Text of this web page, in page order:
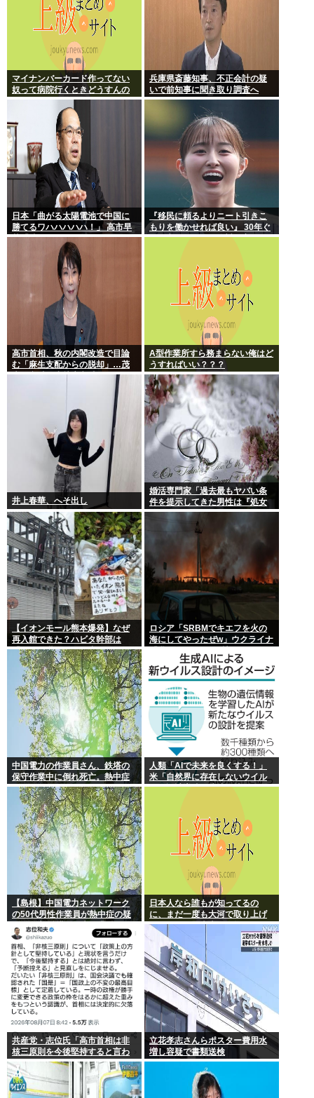
マイナンバーカード作ってない
奴って病院行くときどうすんの
兵庫県斎藤知事、不正会計の疑
いで前知事に聞き取り調査へ
日本「曲がる太陽電池で中国に
勝てるワハハハハハ！」 高市早
苗「勝てる！ ガハハハハハ
『移民に頼るよりニート引きこ
もりを働かせれば良い』 30年ぐ
らい言ってるけど絶対に実現し
高市首相、秋の内閣改造で目論
む「麻生支配からの脱却」…茂
木敏充氏も小林鷹之氏もクビ
A型作業所すら務まらない俺はど
うすればいい？？？
井上春華、へそ出し
婚活専門家「過去最もヤバい条
件を提示してきた男性は『処女
信仰』」ケンモメン…
【イオンモール熊本爆発】なぜ
再入館できた？ハビタ幹部は
「モール職員は引き止めなかっ
た」イオン「運用を徹底できな
かった可能性」
ロシア「SRBMでキエフを火の
海にしてやったぜw」ウクライナ
「我々もSRBMで反撃する
中国電力の作業員さん、鉄塔の
保守作業中に倒れ死亡。熱中症
か
人類「AIで未来を良くする！」
米「自然界に存在しないウイル
スを設計増殖に成功」技術が進
【島根】中国電力ネットワーク
の50代男性作業員が熱中症の疑
いで死亡 鉄塔の保守作業後に倒
れる 邑南町
日本人なら誰もが知ってるの
に、まだ一度も大河で取り上げ
られてない歴史上の人物
共産党・志位氏「高市首相は非
核三原則を今後堅持すると言わ
ない！」
立花孝志さんらポスター費用水
増し容疑で書類送検